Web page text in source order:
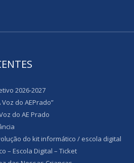
2026-2027
do AEPrado”
do AE Prado
do kit informático / escola digital
– Escola Digital – Ticket